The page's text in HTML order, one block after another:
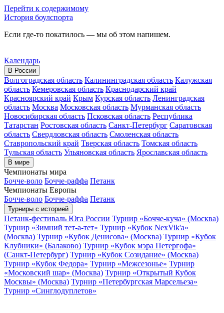
Перейти к содержимому
История боулспорта
Если где-то покатилось — мы об этом напишем.
Календарь
В России
Волгоградская область Калининградская область Калужская
область Кемеровская область Краснодарский край
Красноярский край Крым Курская область Ленинградская
область Москва Московская область Мурманская область
Новосибирская область Псковская область Республика
Татарстан Ростовская область Санкт-Петербург Саратовская
область Свердловская область Смоленская область
Ставропольский край Тверская область Томская область
Тульская область Ульяновская область Ярославская область
В мире
Чемпионаты мира
Бочче-воло Бочче-раффа Петанк
Чемпионаты Европы
Бочче-воло Бочче-раффа Петанк
Турниры с историей
Петанк-фестиваль Юга России Турнир «Бочче-куча» (Москва)
Турнир «Зимний тет-а-тет» Турнир «Кубок NexVik'a»
(Москва) Турнир «Кубок Денисова» (Москва) Турнир «Кубок
Клубники» (Балаково) Турнир «Кубок мэра Петергофа»
(Санкт-Петербург) Турнир «Кубок Созидание» (Москва)
Турнир «Кубок Федора» Турнир «Межсезонье» Турнир
«Московский шар» (Москва) Турнир «Открытый Кубок
Москвы» (Москва) Турнир «Петербургская Марсельеза»
Турнир «Синглодуплетов»